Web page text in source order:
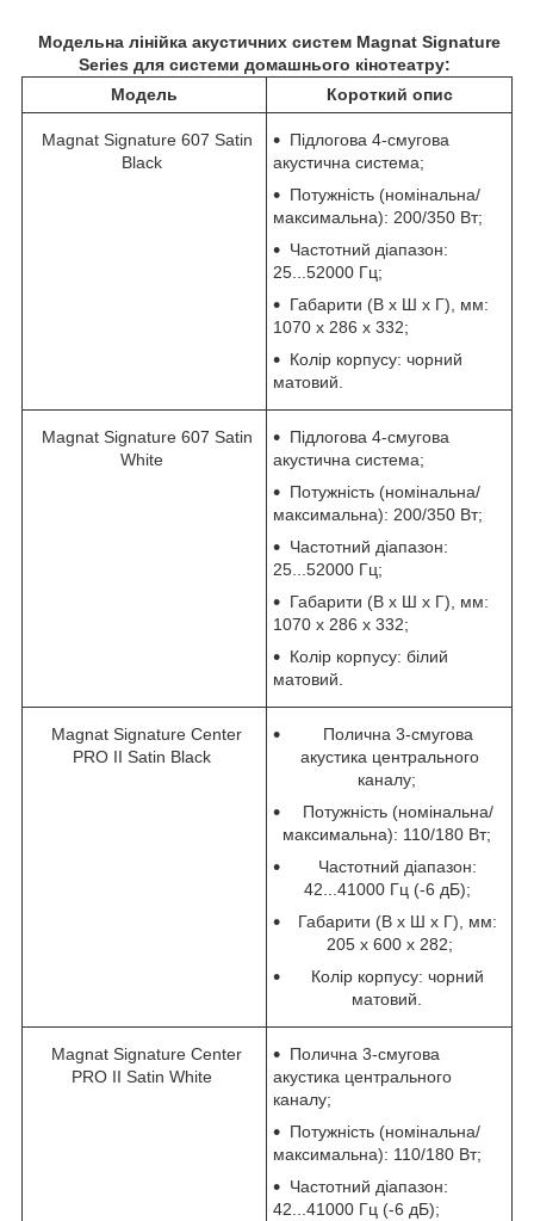
Модельна лінійка акустичних систем Magnat Signature
Series для системи домашнього кінотеатру:
Модель
Короткий опис
Magnat Signature 607 Satin
Black
Підлогова 4-смугова
акустична система;
Потужність (номінальна/
максимальна): 200/350 Вт;
Частотний діапазон:
25...52000 Гц;
Габарити (В х Ш х Г), мм:
1070 х 286 х 332;
Колір корпусу: чорний
матовий.
Magnat Signature 607 Satin
White
Підлогова 4-смугова
акустична система;
Потужність (номінальна/
максимальна): 200/350 Вт;
Частотний діапазон:
25...52000 Гц;
Габарити (В х Ш х Г), мм:
1070 х 286 х 332;
Колір корпусу: білий
матовий.
Magnat Signature Center
PRO II Satin Black
Полична 3-смугова
акустика центрального
каналу;
Потужність (номінальна/
максимальна): 110/180 Вт;
Частотний діапазон:
42...41000 Гц (-6 дБ);
Габарити (В х Ш х Г), мм:
205 х 600 х 282;
Колір корпусу: чорний
матовий.
Magnat Signature Center
PRO II Satin White
Полична 3-смугова
акустика центрального
каналу;
Потужність (номінальна/
максимальна): 110/180 Вт;
Частотний діапазон:
42...41000 Гц (-6 дБ);